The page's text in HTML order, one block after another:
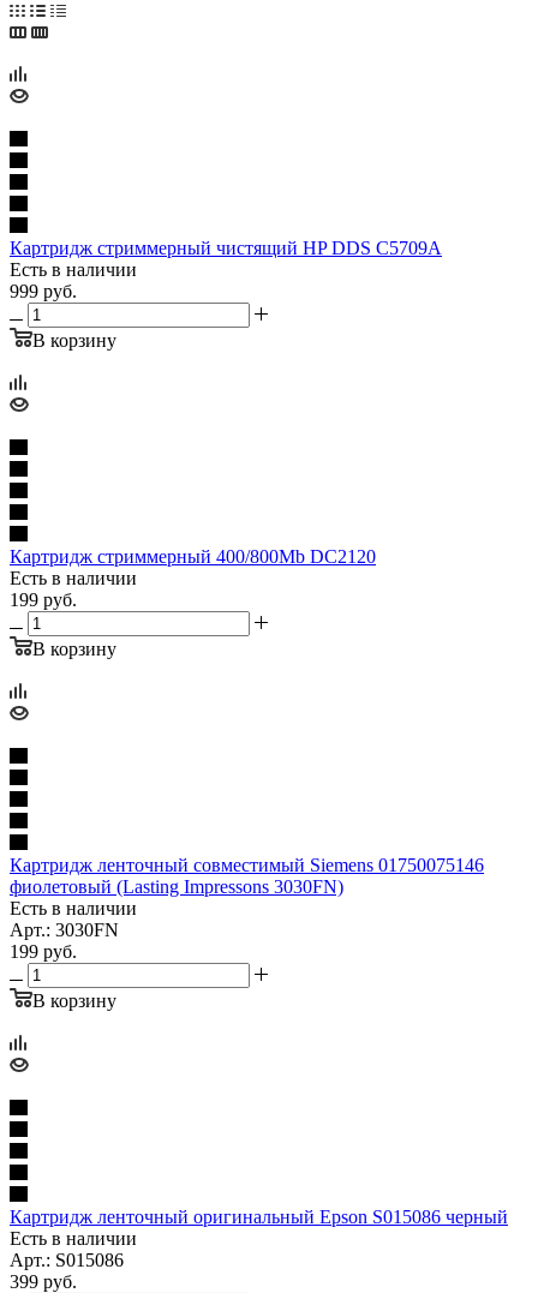
Каpтpидж стpиммерный чистящий HP DDS C5709A
Есть в наличии
999 руб.
В корзину
Каpтpидж стpиммерный 400/800Mb DC2120
Есть в наличии
199 руб.
В корзину
Картридж ленточный совместимый Siemens 01750075146
фиолетовый (Lasting Impressons 3030FN)
Есть в наличии
Арт.: 3030FN
199 руб.
В корзину
Картридж ленточный оригинальный Epson S015086 черный
Есть в наличии
Арт.: S015086
399 руб.